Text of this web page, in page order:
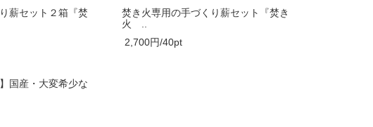
薪セット２箱『焚
焚き火専用の手づくり薪セット『焚き
火 ..
2,700円/40pt
国産・大変希少な